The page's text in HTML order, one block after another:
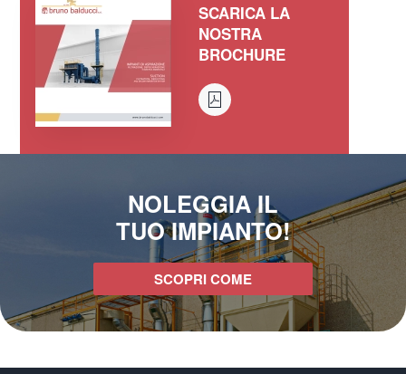
SCARICA LA
NOSTRA
BROCHURE
NOLEGGIA IL
TUO IMPIANTO!
SCOPRI COME